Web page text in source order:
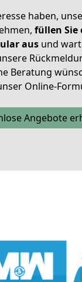
haben,
füllen Sie
ausund
Beratung
Online-
Angebote